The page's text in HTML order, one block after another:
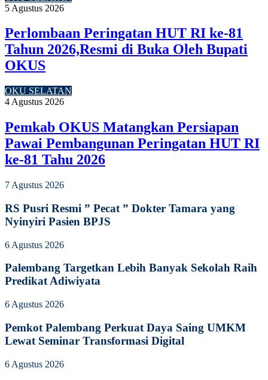
5 Agustus 2026
Perlombaan Peringatan HUT RI ke-81
Tahun 2026,Resmi di Buka Oleh Bupati
OKUS
OKU SELATAN
4 Agustus 2026
Pemkab OKUS Matangkan Persiapan
Pawai Pembangunan Peringatan HUT RI
ke-81 Tahu 2026
7 Agustus 2026
RS Pusri Resmi ” Pecat ” Dokter Tamara yang
Nyinyiri Pasien BPJS
6 Agustus 2026
Palembang Targetkan Lebih Banyak Sekolah Raih
Predikat Adiwiyata
6 Agustus 2026
Pemkot Palembang Perkuat Daya Saing UMKM
Lewat Seminar Transformasi Digital
6 Agustus 2026